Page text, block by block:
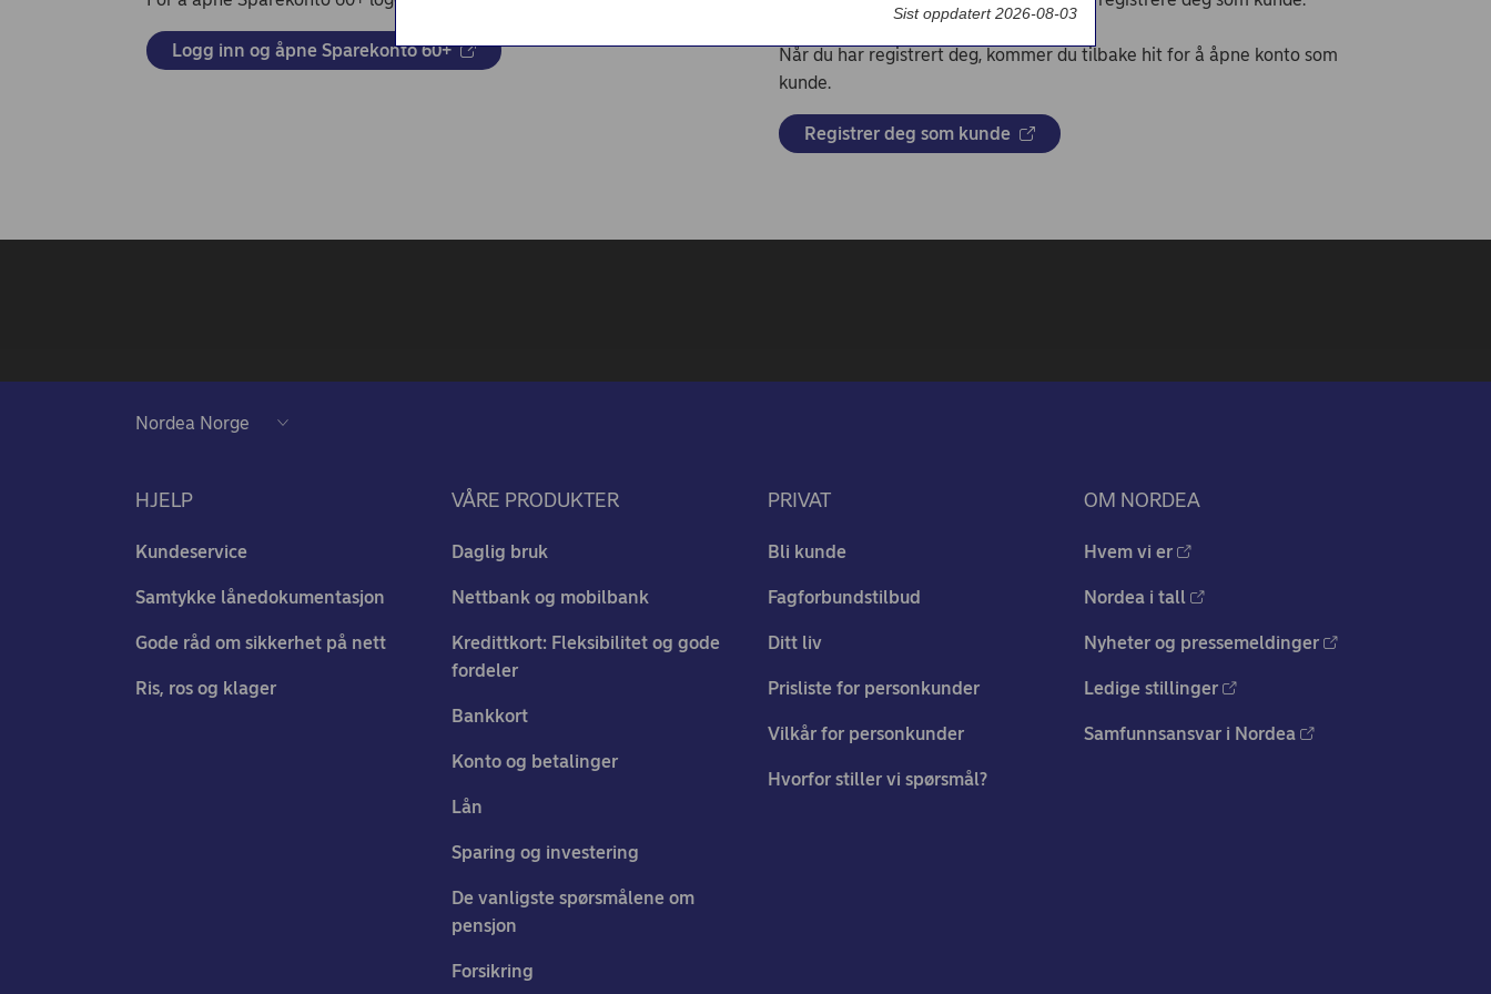
Nordea Liv (nettside)
Persondialogen - Nordea Liv
Logg inn og åpne Sparekonto 60+
Når du har registrert deg, kommer du tilbake hit for å åpne konto som
kunde.
Registrer deg som kunde
HJELP
Kundeservice
Samtykke lånedokumentasjon
Gode råd om sikkerhet på nett
Ris, ros og klager
VÅRE PRODUKTER
Daglig bruk
Nettbank og mobilbank
Kredittkort: Fleksibilitet og gode
fordeler
Bankkort
Konto og betalinger
Lån
Sparing og investering
De vanligste spørsmålene om
pensjon
Forsikring
PRIVAT
Bli kunde
Fagforbundstilbud
Ditt liv
Prisliste for personkunder
Vilkår for personkunder
Hvorfor stiller vi spørsmål?
OM NORDEA
Hvem vi er
Nordea i tall
Nyheter og pressemeldinger
Ledige stillinger
Samfunnsansvar i Nordea
Sist oppdatert 2026-08-03